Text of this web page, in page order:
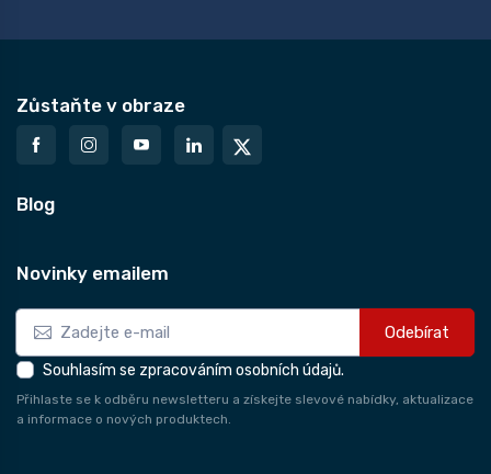
Zůstaňte v obraze
Blog
Novinky emailem
Odebírat
Souhlasím se zpracováním osobních údajů.
Přihlaste se k odběru newsletteru a získejte slevové nabídky, aktualizace
a informace o nových produktech.